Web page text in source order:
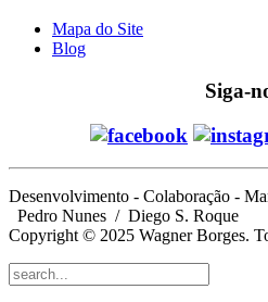
Mapa do Site
Blog
Siga-
Desenvolvimento - Colaboração -
Pedro Nunes / Diego S. Roque
Copyright © 2025 Wagner Borges.